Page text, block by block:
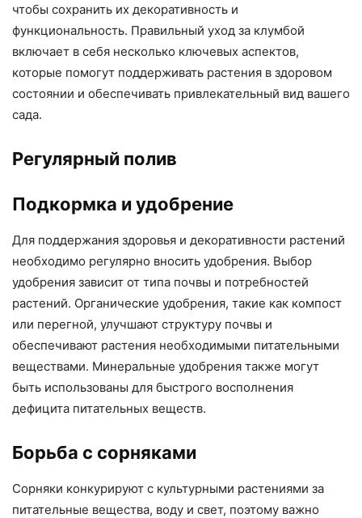
чтобы сохранить их декоративность и
функциональность. Правильный уход за клумбой
включает в себя несколько ключевых аспектов,
которые помогут поддерживать растения в здоровом
состоянии и обеспечивать привлекательный вид вашего
сада.
Регулярный полив
Подкормка и удобрение
Для поддержания здоровья и декоративности растений
необходимо регулярно вносить удобрения. Выбор
удобрения зависит от типа почвы и потребностей
растений. Органические удобрения, такие как компост
или перегной, улучшают структуру почвы и
обеспечивают растения необходимыми питательными
веществами. Минеральные удобрения также могут
быть использованы для быстрого восполнения
дефицита питательных веществ.
Борьба с сорняками
Сорняки конкурируют с культурными растениями за
питательные вещества, воду и свет, поэтому важно